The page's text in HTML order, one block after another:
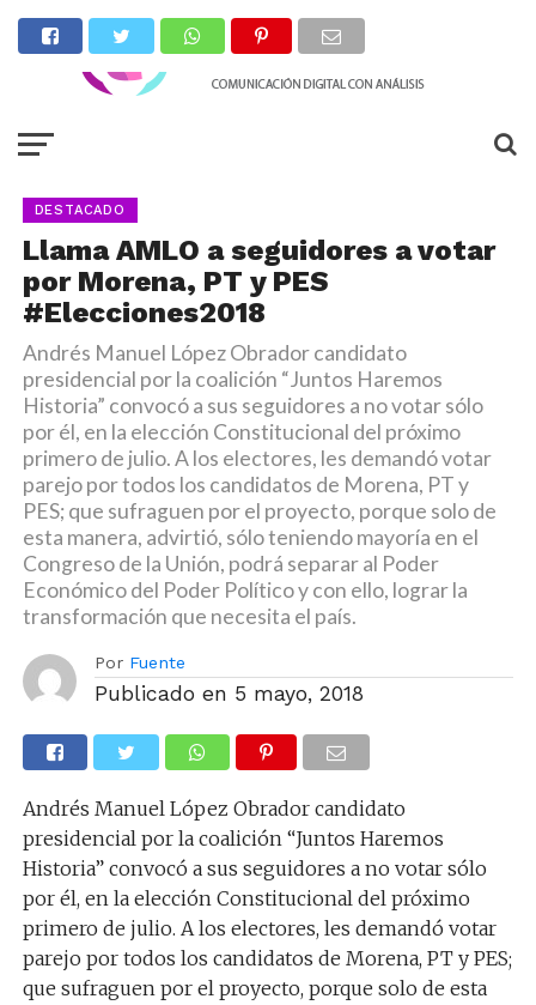
DESTACADO
Llama AMLO a seguidores a votar
por Morena, PT y PES
#Elecciones2018
Andrés Manuel López Obrador candidato
presidencial por la coalición “Juntos Haremos
Historia” convocó a sus seguidores a no votar sólo
por él, en la elección Constitucional del próximo
primero de julio. A los electores, les demandó votar
parejo por todos los candidatos de Morena, PT y
PES; que sufraguen por el proyecto, porque solo de
esta manera, advirtió, sólo teniendo mayoría en el
Congreso de la Unión, podrá separar al Poder
Económico del Poder Político y con ello, lograr la
transformación que necesita el país.
Por Fuente
Publicado en 5 mayo, 2018
Andrés Manuel López Obrador candidato
presidencial por la coalición “Juntos Haremos
Historia” convocó a sus seguidores a no votar sólo
por él, en la elección Constitucional del próximo
primero de julio. A los electores, les demandó votar
parejo por todos los candidatos de Morena, PT y PES;
que sufraguen por el proyecto, porque solo de esta